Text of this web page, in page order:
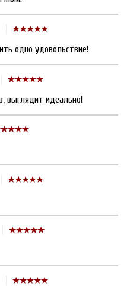
одно удовольствие!
выглядит идеально!